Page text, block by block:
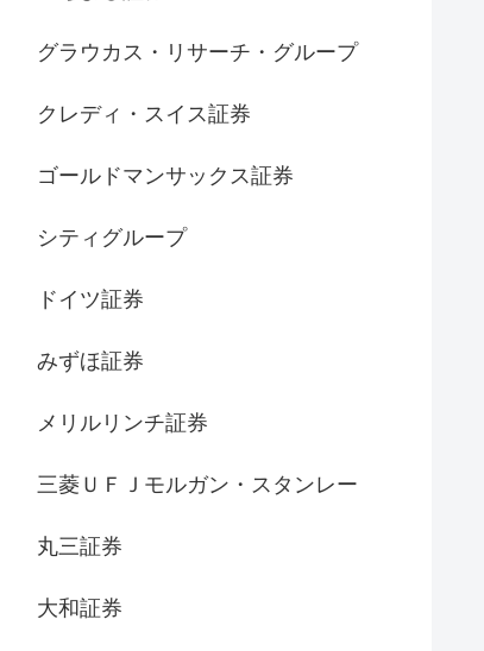
グラウカス・リサーチ・グループ
クレディ・スイス証券
ゴールドマンサックス証券
シティグループ
ドイツ証券
みずほ証券
メリルリンチ証券
三菱ＵＦＪモルガン・スタンレー
丸三証券
大和証券